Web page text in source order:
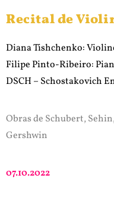
Recital de
Diana Tishchenko:
Filipe Pinto-Ribeiro:
DSCH – Schostakovich
Obras de Schubert,
Gershwin
07.10.2022